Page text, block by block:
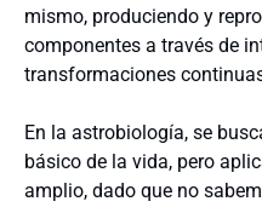
mismo, produciendo y
componentes a través de
transformaciones
En la astrobiología, se
básico de la vida, pero
amplio, dado que no